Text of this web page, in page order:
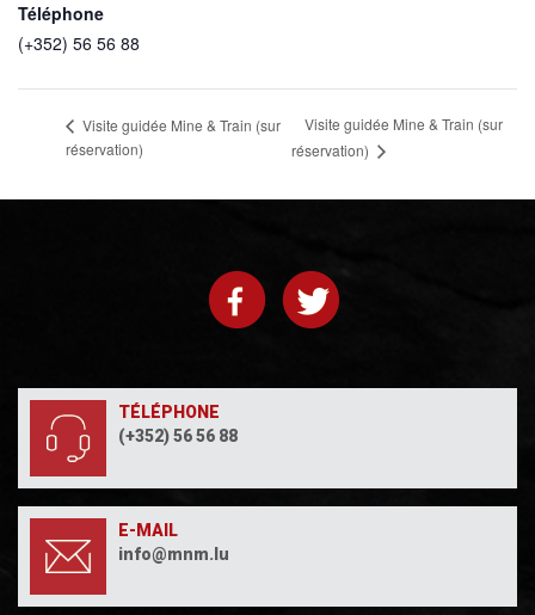
Téléphone
(+352) 56 56 88
Visite guidée Mine & Train (sur
réservation)
Visite guidée Mine & Train (sur
réservation)
TÉLÉPHONE
(+352) 56 56 88
E-MAIL
info@mnm.lu